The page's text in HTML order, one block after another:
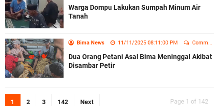
Warga Dompu Lakukan Sumpah Minum Air
Tanah
Bima News 11/11/2025 08:11:00 PM Comment
Dua Orang Petani Asal Bima Meninggal Akibat
Disambar Petir
Page 1 of 142
1 2 3 142 Next